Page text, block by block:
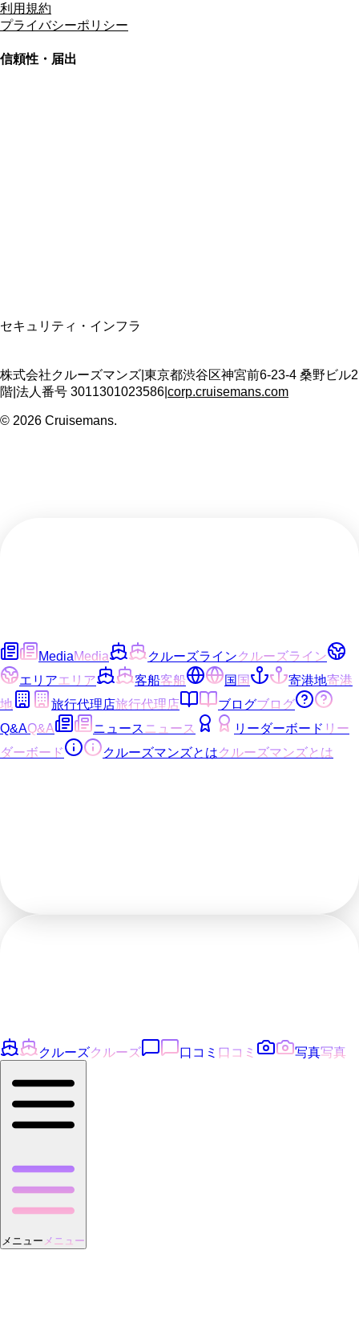
利用規約
プライバシーポリシー
信頼性・届出
セキュリティ・インフラ
株式会社クルーズマンズ 東京都渋谷区神宮前6-23-4 桑野ビル2
階 法人番号 3011301023586 corp.cruisemans.com
© 2026 Cruisemans.
MediaMedia クルーズラインクルーズライン
エリアエリア 客船客船 国国 寄港地寄港
地
旅行代理店旅行代理店 ブログブログ
Q&AQ&A ニュース ニュース リーダーボード リー
ダーボード
クルーズマンズとはクルーズマンズとは
クルーズクルーズ 口コミ 口コミ 写真写真
メニュー メニュー